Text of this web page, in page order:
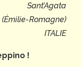
Sant’Agata
(Émilie-Romagne)
ITALIE
!